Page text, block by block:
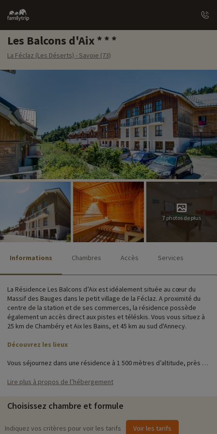
Family
trip
Les Balcons d'Aix
La Féclaz (Les Déserts) - Savoie (73)
7 photos de plus
Informations Chambres Accès Services
La Résidence Les Balcons d’Aix est idéalement située au cœur du
Massif des Bauges dans le petit village de la Féclaz. A proximité du
centre de la station et de ses commerces, la résidence possède
également un accès direct aux pistes et téléskis. Vous vous situez à
25 km de Chambéry et Aix les Bains, et 45 km au sud d'Annecy.
Découvrez les lieux
Vous séjournez dans une résidence à 1 500 mètres d’altitude, près de
mètres et vous pouvez retrouver le centre de la station et les
Réservez en studio, chambre ou appartement et découvrez la vie de
montagne en couple, en famille ou entre amis.
Lire plus à propos de l’hébergement
Choisissez chambre et formule
Indiquez vos critères pour voir les tarifs Voir les tarifs